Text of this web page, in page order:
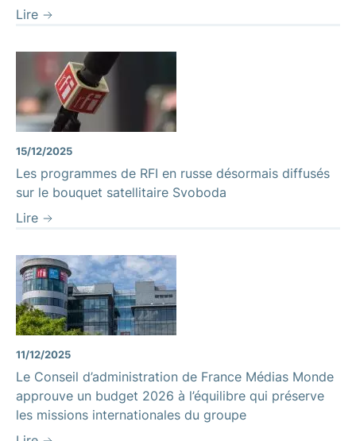
Lire
15/12/2025
Les programmes de RFI en russe désormais diffusés
sur le bouquet satellitaire Svoboda
Lire
11/12/2025
Le Conseil d’administration de France Médias Monde
approuve un budget 2026 à l’équilibre qui préserve
les missions internationales du groupe